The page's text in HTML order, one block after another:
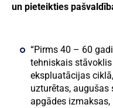
un pieteikties
“Pirms 40 – 60
tehniskais
ekspluatācijas
uzturētas, augušas
apgādes